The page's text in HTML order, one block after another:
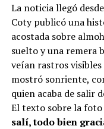
La noticia llegó
Coty publicó una
acostada sobre
suelto y una remera
veían rastros
mostró sonriente,
quien acaba de salir
El texto sobre la
salí, todo bien